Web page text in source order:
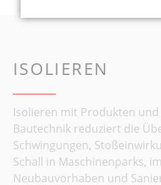
ISOLIEREN
Isolieren mit Produkten
Bautechnik reduziert die
Schwingungen,
Schall in Maschinenparks,
Neubauvorhaben und